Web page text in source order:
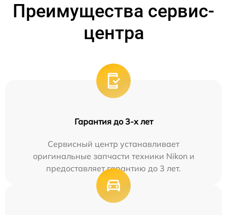
Преимущества сервис-
центра
Гарантия до 3-х лет
Сервисный центр устанавливает
оригинальные запчасти техники Nikon и
предоставляет гарантию до 3 лет.